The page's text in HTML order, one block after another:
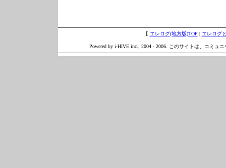
【 エレログ(地方版)TOP | エレログ
Powered by i-HIVE inc., 2004 - 2006. このサイトは、コミュ